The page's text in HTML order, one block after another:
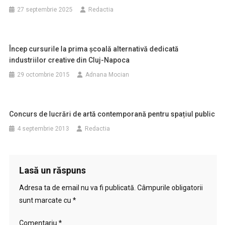
27 septembrie 2025 Redactia
Încep cursurile la prima şcoală alternativă dedicată
industriilor creative din Cluj-Napoca
29 octombrie 2015 Adnana Mocian
Concurs de lucrări de artă contemporană pentru spațiul public
4 septembrie 2013 Redactia
Lasă un răspuns
Adresa ta de email nu va fi publicată. Câmpurile obligatorii
sunt marcate cu *
Comentariu *